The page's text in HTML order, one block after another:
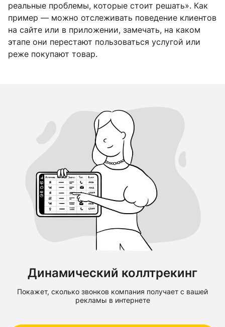
реальные проблемы, которые стоит решать». Как
пример — можно отслеживать поведение клиентов
на сайте или в приложении, замечать, на каком
этапе они перестают пользоваться услугой или
реже покупают товар.
Динамический коллтрекинг
Покажет, сколько звонков компания получает с вашей
рекламы в интернете